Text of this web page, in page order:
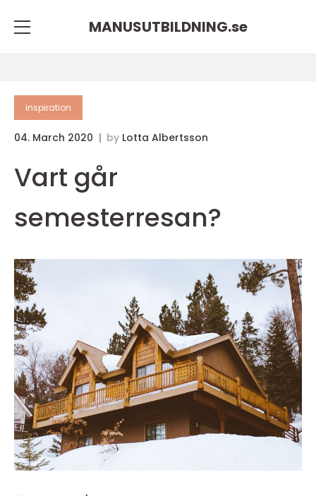
MANUSUTBILDNING.se
inspiration
04. March 2020 by Lotta Albertsson
Vart går
semesterresan?